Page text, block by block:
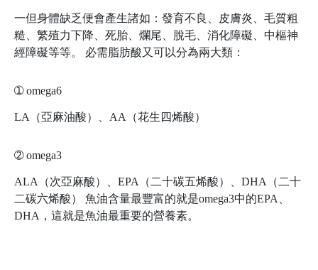
一但身體缺乏便會產生諸如：發育不良、皮膚炎、毛質粗
糙、繁殖力下降、死胎、爛尾、脫毛、消化障礙、中樞神
經障礙等等。 必需脂肪酸又可以分為兩大類：
➀omega6
LA（亞麻油酸）、AA（花生四烯酸）
➁omega3
ALA（次亞麻酸）、EPA（二十碳五烯酸）、DHA（二十
二碳六烯酸） 魚油含量最豐富的就是omega3中的EPA、
DHA，這就是魚油最重要的營養素ㅤㅤㅤㅤㅤ。